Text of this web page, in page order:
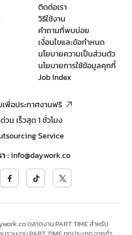
ติดต่อเรา
วิธีใช้งาน
คำถามที่พบบ่อย
เงื่อนไขและข้อกำหนด
นโยบายความเป็นส่วนตัว
นโยบายการใช้ข้อมูลคุกกี้
Job Index
เพื่อประกาศงานฟรี
วน เร็วสุด 1 ชั่วโมง
Service
:info@daywork.co
ตลาดงาน PART TIME สำหรับ